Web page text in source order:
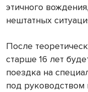
этичного
нештатных
После
старше 16 лет
поездка на
под руководством